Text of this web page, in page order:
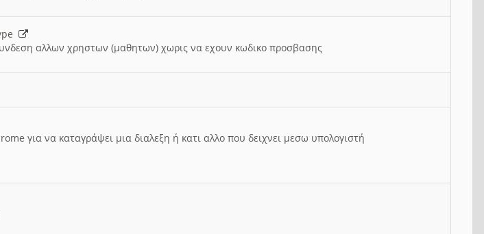
αλλων χρηστων (μαθητων) χωρις να εχουν κωδικο προσβασης
για να καταγράψει μια διαλεξη ή κατι αλλο που δειχνει μεσω υπολογιστή